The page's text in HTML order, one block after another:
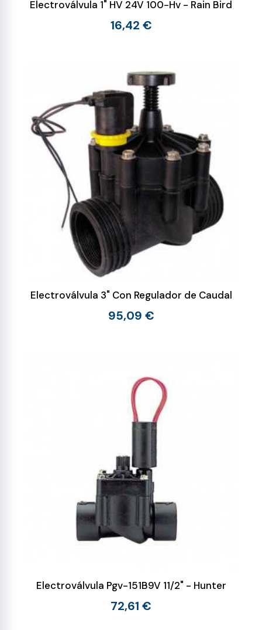
Electroválvula 1" HV 24V 100-Hv - Rain Bird
16,42 €
Electroválvula 3" Con Regulador de Caudal
95,09 €
Electroválvula Pgv-151B9V 11/2" - Hunter
72,61 €